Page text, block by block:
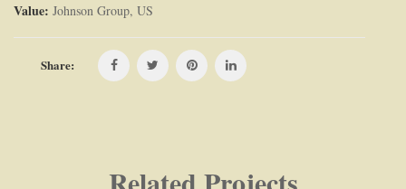
Value: Johnson Group, US
Share: